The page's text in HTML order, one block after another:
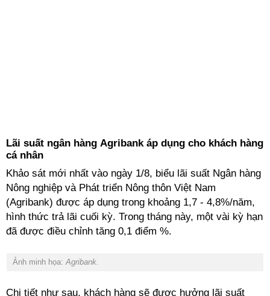
Lãi suất ngân hàng Agribank áp dụng cho khách hàng
cá nhân
Khảo sát mới nhất vào ngày 1/8, biểu lãi suất Ngân hàng
Nông nghiệp và Phát triển Nông thôn Việt Nam
(Agribank) được áp dụng trong khoảng 1,7 - 4,8%/năm,
hình thức trả lãi cuối kỳ. Trong tháng này, một vài kỳ hạn
đã được điều chỉnh tăng 0,1 điểm %.
Ảnh minh họa:Agribank.
Chi tiết như sau, khách hàng sẽ được hưởng lãi suất